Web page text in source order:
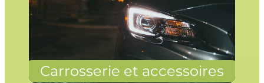
Carrosserie et accessoires